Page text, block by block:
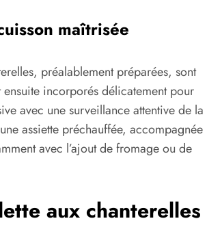
maîtrisée
préalablement préparées, sont
ensuite incorporés délicatement pour
avec une surveillance attentive de la
assiette préchauffée, accompagnée
avec l’ajout de fromage ou de
aux chanterelles